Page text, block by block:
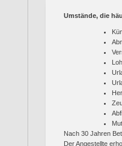
Umstände, die
Nach 30 Jahren
Der Angestellte